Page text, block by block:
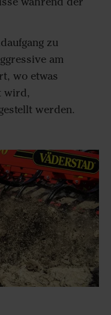
zu
am
wo etwas
wird,
werden.